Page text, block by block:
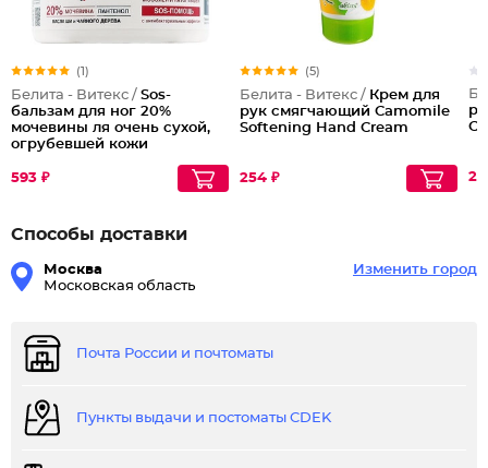
(1)
Белита - Витекс / Sos-
бальзам для ног 20%
мочевины ля очень сухой,
огрубевшей кожи
593 ₽
(5)
Белита - Витекс / Крем для
рук смягчающий Camomile
Softening Hand Cream
254 ₽
Способы доставки
Москва
Московская область
Изменить город
Почта России и почтоматы
Пункты выдачи и постоматы CDEK